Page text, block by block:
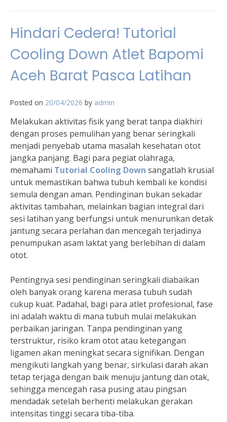
Hindari Cedera! Tutorial
Cooling Down Atlet Bapomi
Aceh Barat Pasca Latihan
Posted on 20/04/2026 by admin
Melakukan aktivitas fisik yang berat tanpa diakhiri
dengan proses pemulihan yang benar seringkali
menjadi penyebab utama masalah kesehatan otot
jangka panjang. Bagi para pegiat olahraga,
memahami Tutorial Cooling Down sangatlah krusial
untuk memastikan bahwa tubuh kembali ke kondisi
semula dengan aman. Pendinginan bukan sekadar
aktivitas tambahan, melainkan bagian integral dari
sesi latihan yang berfungsi untuk menurunkan detak
jantung secara perlahan dan mencegah terjadinya
penumpukan asam laktat yang berlebihan di dalam
otot.
Pentingnya sesi pendinginan seringkali diabaikan
oleh banyak orang karena merasa tubuh sudah
cukup kuat. Padahal, bagi para atlet profesional, fase
ini adalah waktu di mana tubuh mulai melakukan
perbaikan jaringan. Tanpa pendinginan yang
terstruktur, risiko kram otot atau ketegangan
ligamen akan meningkat secara signifikan. Dengan
mengikuti langkah yang benar, sirkulasi darah akan
tetap terjaga dengan baik menuju jantung dan otak,
sehingga mencegah rasa pusing atau pingsan
mendadak setelah berhenti melakukan gerakan
intensitas tinggi secara tiba-tiba.